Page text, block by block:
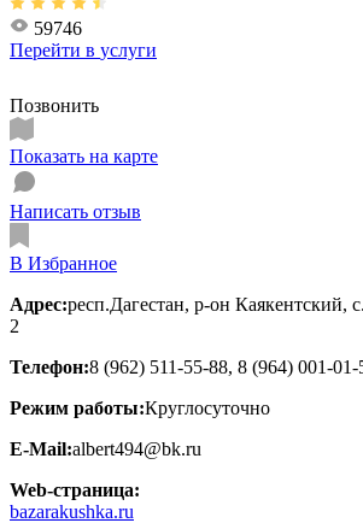
59746
Перейти в услуги
Позвонить
Показать на карте
Написать отзыв
В Избранное
Адрес:респ.Дагестан, р-он Каякентский,
2
Телефон:8 (962) 511-55-88, 8 (964) 001-01-
Режим работы:Круглосуточно
E-Mail:albert494@bk.ru
Web-страница:
bazarakushka.ru